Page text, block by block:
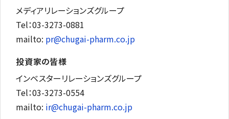
メディアリレーションズグループ
Tel：03-3273-0881
mailto: pr@chugai-pharm.co.jp
投資家の皆様
インベスターリレーションズグループ
Tel：03-3273-0554
mailto: ir@chugai-pharm.co.jp